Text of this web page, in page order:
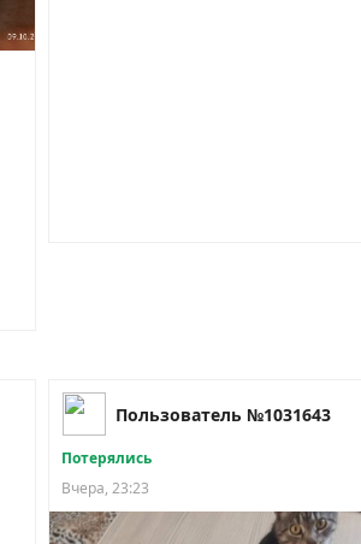
Пользователь №1031643
Потерялись
Вчера, 23:23